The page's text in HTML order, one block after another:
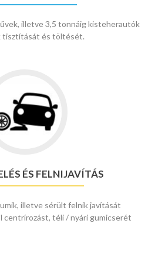
illetve 3,5 tonnáig kisteherautók
tisztítását és töltését.
ÉS FELNIJAVÍTÁS
illetve sérült felnik javítását
centrírozást, téli / nyári gumicserét